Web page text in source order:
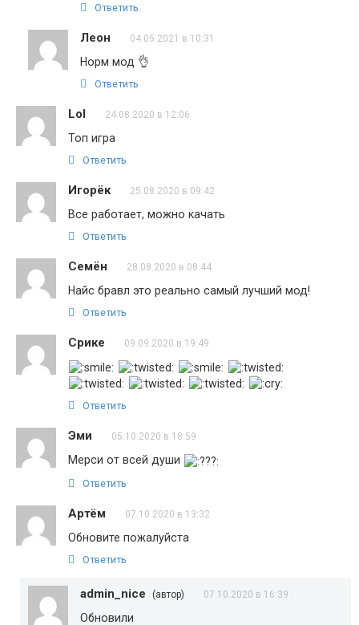
Ответить
Леон 04.05.2021 в 10:31
Норм мод 👌
Ответить
Lol 24.08.2020 в 12:06
Топ игра
Ответить
Игорёк 25.08.2020 в 09:42
Все работает, можно качать
Ответить
Семён 28.08.2020 в 08:44
Найс бравл это реально самый лучший мод!
Ответить
Срике 09.09.2020 в 19:49
Ответить
Эми 05.10.2020 в 18:59
Мерси от всей души
Ответить
Артём 07.10.2020 в 13:32
Обновите пожалуйста
Ответить
admin_nice (автор) 07.10.2020 в 16:39
Обновили